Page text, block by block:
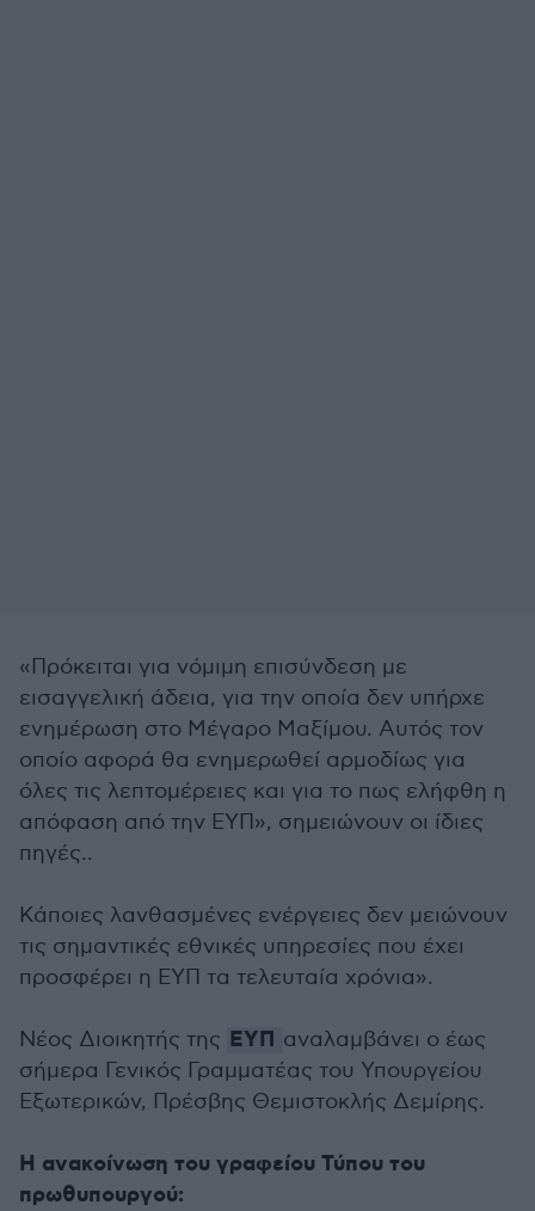
«Πρόκειται για νόμιμη επισύνδεση με
εισαγγελική άδεια, για την οποία δεν υπήρχε
ενημέρωση στο Μέγαρο Μαξίμου. Αυτός τον
οποίο αφορά θα ενημερωθεί αρμοδίως για
όλες τις λεπτομέρειες και για το πως ελήφθη η
απόφαση από την ΕΥΠ», σημειώνουν οι ίδιες
πηγές..
Κάποιες λανθασμένες ενέργειες δεν μειώνουν
τις σημαντικές εθνικές υπηρεσίες που έχει
προσφέρει η ΕΥΠ τα τελευταία χρόνια».
Νέος Διοικητής της ΕΥΠ αναλαμβάνει ο έως
σήμερα Γενικός Γραμματέας του Υπουργείου
Εξωτερικών, Πρέσβης Θεμιστοκλής Δεμίρης.
Η ανακοίνωση του γραφείου Τύπου του
πρωθυπουργού: